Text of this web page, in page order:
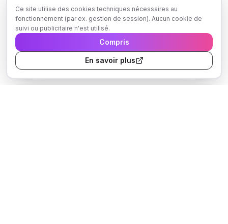
Ce site utilise des cookies techniques nécessaires au
fonctionnement (par ex. gestion de session). Aucun cookie de
suivi ou publicitaire n'est utilisé.
Compris
En savoir plus